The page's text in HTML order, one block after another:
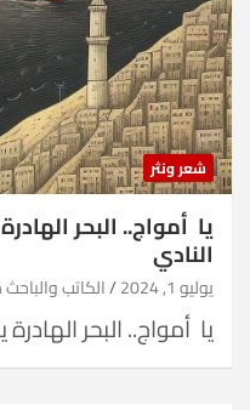
شعر ونثر
يا أمواج.. البحر
النادي
يوليو 1, 2024 الكاتب
يا أمواج.. البحر